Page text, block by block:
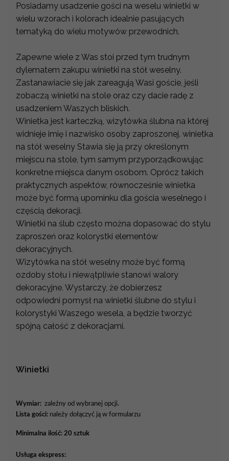
Posiadamy usadzenie gości na weselu winietki w
wielu wzorach i kolorach idealnie pasujących
tematyką do wielu motywów przewodnich.
Zapewne wiele z Was stoi przed tym trudnym
dylematem zakupu winietki na stół weselny.
Zastanawiacie się jak zareagują Wasi goście, jeśli
zobaczą winietki na stole oraz czy dacie radę z
usadzeniem Waszych bliskich.
Winietka jest karteczką, wizytówka ślubna na której
widnieje imię i nazwisko osoby zaproszonej. winietka
na stół weselny Stawia się ją przy określonym
miejscu na stole, tym samym przyporządkowując
konkretne miejsca danym osobom. Oprócz takich
praktycznych aspektów, równocześnie winietka
może być formą upominku dla gościa weselnego i
częścią dekoracji.
Winietki na ślub często można dopasować do stylu
zaproszeń oraz kolorystki elementów
dekoracyjnych.
Wizytówka na stół weselny może być formą
ozdoby stołu i niewątpliwie stanowi walory
dekoracyjne. Wystarczy, że dobierzesz
odpowiedni pomysł na winietki ślubne do stylu i
kolorystyki Waszego wesela, a będzie tworzyć
spójną całość z dekoracjami.
Winietki
Wymiar: zależny od wybranej opcji.
Lista gości: należy dołączyć ją w formularzu
Minimalna ilość: 20 sztuk
Usługa ekspress: